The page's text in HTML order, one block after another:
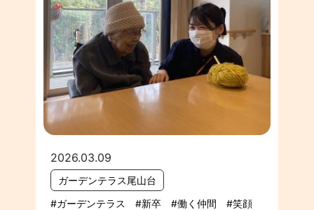
2026.03.09
ガーデンテラス尾山台
ガーデンテラス
新卒 働く仲間 笑顔